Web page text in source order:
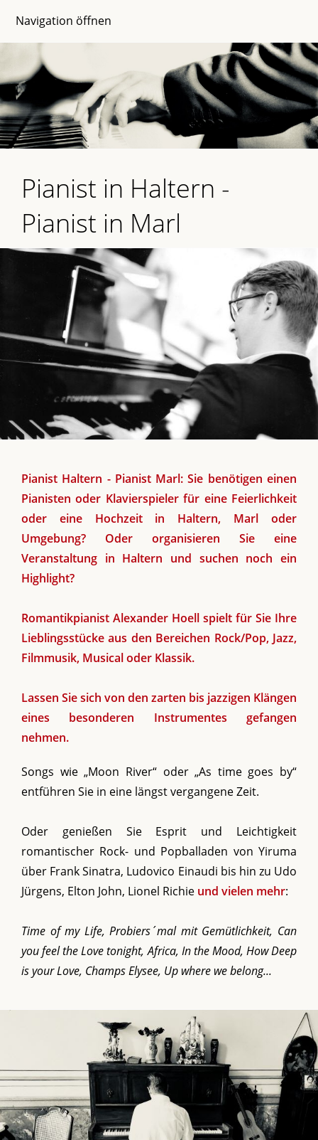
Navigation öffnen
Pianist in Haltern -
Pianist in Marl
Pianist Haltern - Pianist Marl: Sie benötigen einen
Pianisten oder Klavierspieler für eine Feierlichkeit
oder eine Hochzeit in Haltern, Marl oder
Umgebung? Oder organisieren Sie eine
Veranstaltung in Haltern und suchen noch ein
Highlight?
Romantikpianist Alexander Hoell spielt für Sie Ihre
Lieblingsstücke aus den Bereichen Rock/Pop, Jazz,
Filmmusik, Musical oder Klassik.
Lassen Sie sich von den zarten bis jazzigen Klängen
eines besonderen Instrumentes gefangen
nehmen.
Songs wie „Moon River“ oder „As time goes by“
entführen Sie in eine längst vergangene Zeit.
Oder genießen Sie Esprit und Leichtigkeit
romantischer Rock- und Popballaden von Yiruma
über Frank Sinatra, Ludovico Einaudi bis hin zu Udo
Jürgens, Elton John, Lionel Richie und vielen mehr:
Time of my Life, Probiers´mal mit Gemütlichkeit, Can
you feel the Love tonight, Africa, In the Mood, How Deep
is your Love, Champs Elysee, Up where we belong...